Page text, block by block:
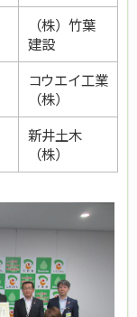
（株）竹葉
建設
コウエイ工業
（株）
新井土木
（株）